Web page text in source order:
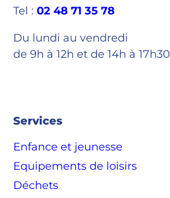
Tel :02 48 71 35 78
Du lundi au vendredi
de 9h à 12h et de 14h à 17h30
Services
Enfance et jeunesse
Equipements de loisirs
Déchets